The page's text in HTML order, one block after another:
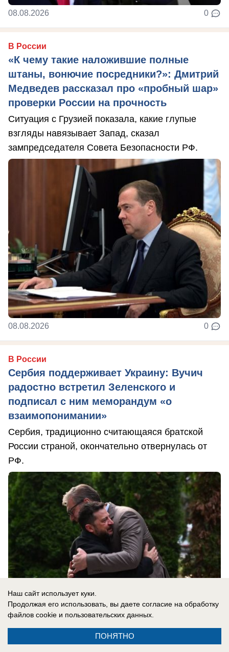
08.08.2026 0
В России
«К чему такие наложившие полные
штаны, вонючие посредники?»: Дмитрий
Медведев рассказал про «пробный шар»
проверки России на прочность
Ситуация с Грузией показала, какие глупые
взгляды навязывает Запад, сказал
зампредседателя Совета Безопасности РФ.
08.08.2026 0
В России
Сербия поддерживает Украину: Вучич
радостно встретил Зеленского и
подписал с ним меморандум «о
взаимопонимании»
Сербия, традиционно считающаяся братской
России страной, окончательно отвернулась от
РФ.
Наш сайт использует куки.
Продолжая его использовать, вы даете согласие на обработку
файлов cookie и пользовательских данных.
ПОНЯТНО